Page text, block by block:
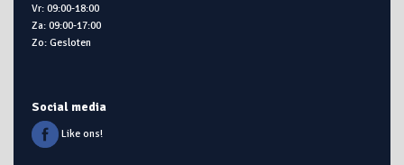
Vr: 09:00-18:00
Za: 09:00-17:00
Zo: Gesloten
Social media
Like ons!